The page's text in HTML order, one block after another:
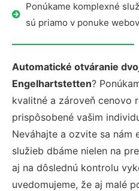
Ponúkame komplexné
sú priamo v ponuke
Automatické otváranie
Engelhartstetten?
kvalitné a zároveň cenovo
prispôsobené vašim
Neváhajte a ozvite sa nám
služieb dbáme nielen na
aj na dôslednú kontrolu
uvedomujeme, že aj malé